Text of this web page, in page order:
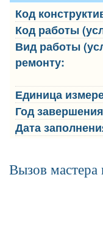
Код
Код работы
Вид работы
ремонту:
Единица
Год
Дата
Вызов